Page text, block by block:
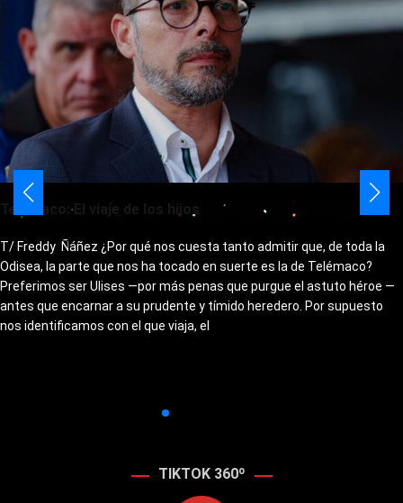
Telémaco: El viaje de los hijos
T/ Freddy Ñáñez ¿Por qué nos cuesta tanto admitir que, de toda la
Odisea, la parte que nos ha tocado en suerte es la de Telémaco?
Preferimos ser Ulises —por más penas que purgue el astuto héroe —
antes que encarnar a su prudente y tímido heredero. Por supuesto
nos identificamos con el que viaja, el
TIKTOK 360º